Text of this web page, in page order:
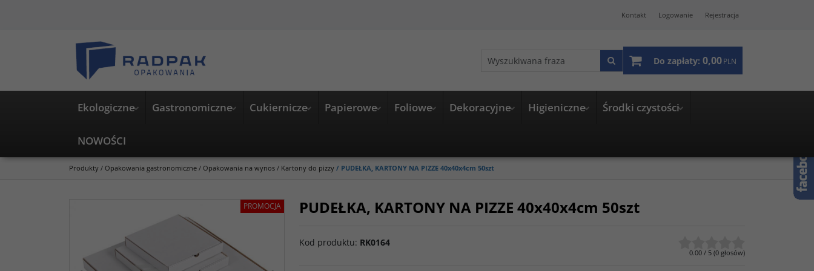
Kontakt Logowanie Rejestracja
Do zapłaty: 0,00PLN
Ekologiczne Gastronomiczne Cukiernicze Papierowe Foliowe Dekoracyjne Higieniczne Środki czystości
NOWOŚCI
Produkty / Opakowania gastronomiczne / Opakowania na wynos / Kartony do pizzy / PUDEŁKA, KARTONY NA PIZZE 40x40x4cm 50szt
PROMOCJA PUDEŁKA, KARTONY NA PIZZE 40x40x4cm 50szt
Kod produktu: RK0164
0.00 / 5 (0 głosów)